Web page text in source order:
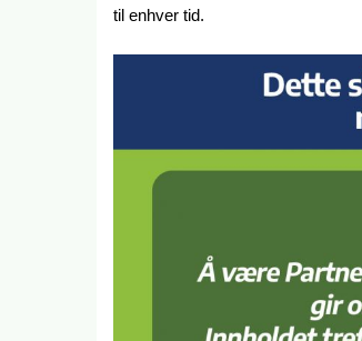
til enhver tid.